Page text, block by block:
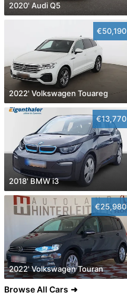
2020' Audi Q5
€50,190
2022' Volkswagen Touareg
€13,770
2018' BMW i3
€25,980
2022' Volkswagen Touran
Browse All Cars